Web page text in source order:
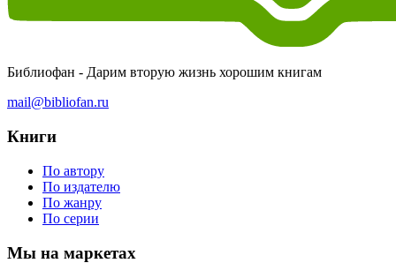
Библиофан - Дарим вторую жизнь хорошим книгам
mail@bibliofan.ru
Книги
По автору
По издателю
По жанру
По серии
Мы на маркетах